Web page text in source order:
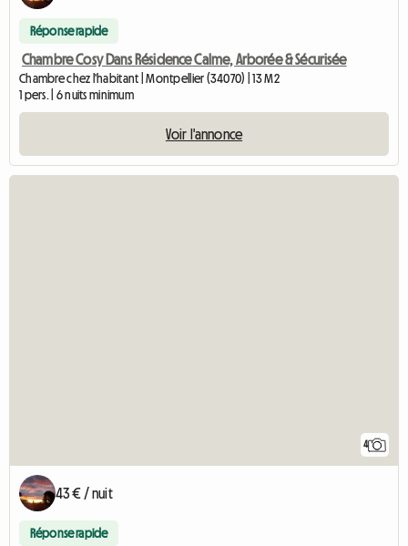
Réponse rapide
Chambre Cosy Dans Résidence Calme, Arborée & Sécurisée
Chambre chez l'habitant | Montpellier (34070) | 13 M2
1 pers. | 6 nuits minimum
Voir l'annonce
4
43 € / nuit
Réponse rapide